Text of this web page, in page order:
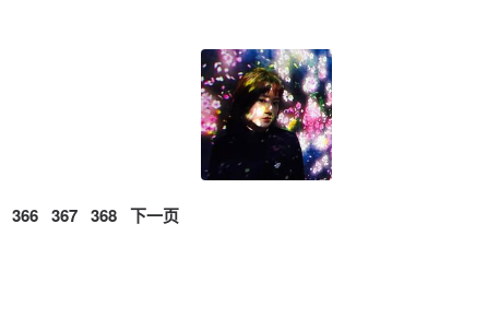
366 367 368 下一页